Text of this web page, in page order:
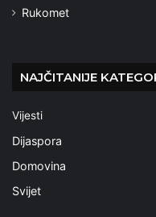
Rukomet
NAJČITANIJE
Vijesti
Dijaspora
Domovina
Svijet